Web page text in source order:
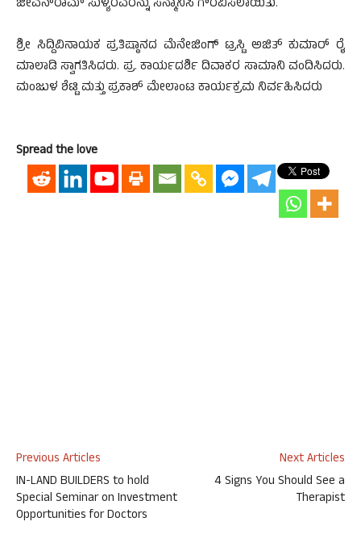
ಜೀವನ್‍ರಾಮ್ ಸುಳ್ಯರವರನ್ನು ಸನ್ಮಾನಿಸಿ ಗೌರವಿಸಲಾಯಿತು.
ಶ್ರೀ ಸಿದ್ದಿವಿನಾಯಕ ಪ್ರತಿಷ್ಠಾನದ ಮೆನೇಜಿಂಗ್ ಟ್ರಸ್ಟಿ ಅಜಿತ್ ಕುಮಾರ್ ರೈ
ಮಾಲಾಡಿ ಸ್ವಾಗತಿಸಿದರು. ಪ್ರ. ಕಾರ್ಯದರ್ಶಿ ದಿವಾಕರ ಸಾಮಾನಿ ವಂದಿಸಿದರು.
ಮಂಜುಳ ಶೆಟ್ಟಿ ಮತ್ತು ಪ್ರಕಾಶ್ ಮೇಲಾಂಟ ಕಾರ್ಯಕ್ರಮ ನಿರ್ವಹಿಸಿದರು
Spread the love
Previous Articles
IN-LAND BUILDERS to hold
Special Seminar on Investment
Opportunities for Doctors
Next Articles
4 Signs You Should See a
Therapist